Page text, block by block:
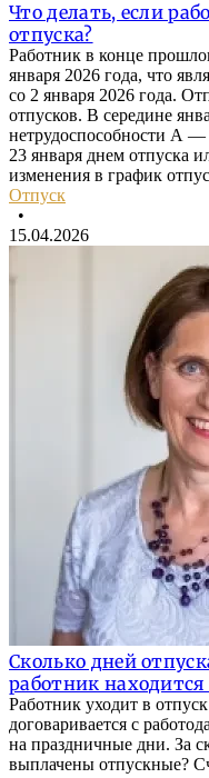
Что делать, если
отпуска?
Работник в конце
января 2026 года, что
со 2 января 2026 года.
отпусков. В середине
нетрудоспособности А —
23 января днем отпуска
изменения в график
Отпуск
•
15.04.2026
Сколько дней
работник находится
Работник уходит в
договаривается с
на праздничные дни. За
выплачены отпускные?